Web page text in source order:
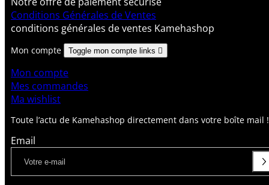
Toute l’actu de Kamehashop directement dans votre boîte mail !
Email
Conditions Générales de Ventes
conditions générales de ventes Kamehashop
Mon compte Toggle mon compte links 
Mon compte
Mes commandes
Ma wishlist